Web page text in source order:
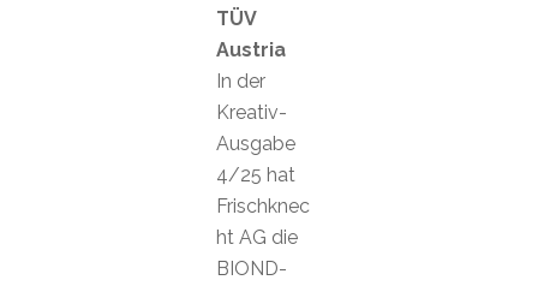
TÜV
Austria
In der
Kreativ-
Ausgabe
4/25 hat
Frischknec
ht AG die
BIOND-